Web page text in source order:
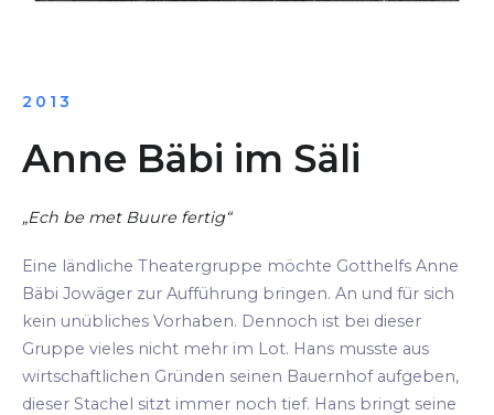
2013
Anne Bäbi im Säli
„Ech be met Buure fertig“
Eine ländliche Theatergruppe möchte Gotthelfs Anne
Bäbi Jowäger zur Aufführung bringen. An und für sich
kein unübliches Vorhaben. Dennoch ist bei dieser
Gruppe vieles nicht mehr im Lot. Hans musste aus
wirtschaftlichen Gründen seinen Bauernhof aufgeben,
dieser Stachel sitzt immer noch tief. Hans bringt seine